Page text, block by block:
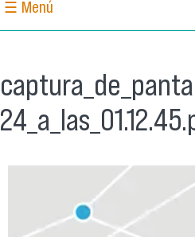
☰ Menú